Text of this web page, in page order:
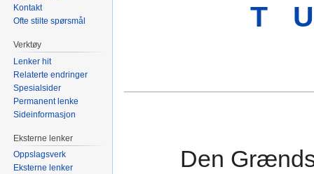
T
U
Den
Kontakt
Ofte stilte spørsmål
Verktøy
Lenker hit
Relaterte endringer
Spesialsider
Permanent lenke
Sideinformasjon
Eksterne lenker
Oppslagsverk
Eksterne lenker